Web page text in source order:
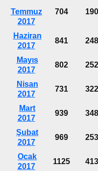
Temmuz
2017
704
Haziran
2017
841
Mayıs
2017
802
Nisan
2017
731
Mart
2017
939
Şubat
2017
969
Ocak
2017
1125